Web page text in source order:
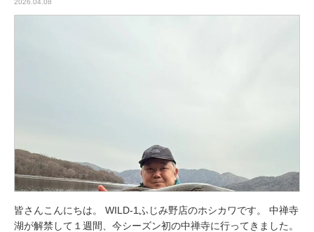
2026.04.08
皆さんこんにちは。 WILD-1ふじみ野店のホシカワです。 中禅寺
湖が解禁して１週間、今シーズン初の中禅寺に行ってきました。